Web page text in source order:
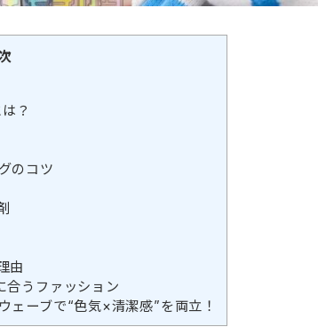
？
のコツ
由
合うファッション
ェーブで“色気×清潔感”を両立！